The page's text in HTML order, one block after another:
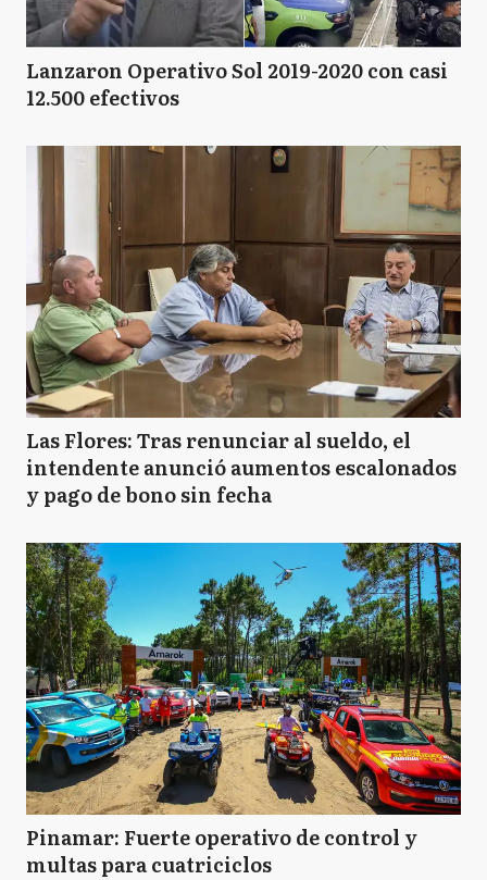
Lanzaron Operativo Sol 2019-2020 con casi
12.500 efectivos
Las Flores: Tras renunciar al sueldo, el
intendente anunció aumentos escalonados
y pago de bono sin fecha
Pinamar: Fuerte operativo de control y
multas para cuatriciclos